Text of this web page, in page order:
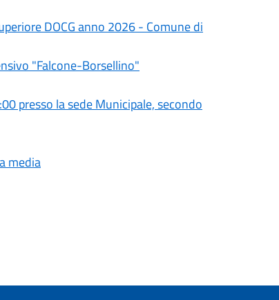
DOCG anno 2026 - Comune di
"Falcone-Borsellino"
presso la sede Municipale, secondo
media